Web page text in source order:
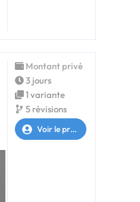
Montant privé
3 jours
1 variante
5 révisions
Voir le profil